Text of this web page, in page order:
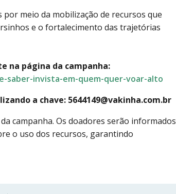
meio da mobilização de recursos que
e o fortalecimento das trajetórias
na página da campanha:
saber-invista-em-quem-quer-voar-alto
a chave: 5644149@vakinha.com.br
campanha. Os doadores serão informados
o uso dos recursos, garantindo